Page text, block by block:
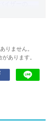
イザーの資
りません。
あります。